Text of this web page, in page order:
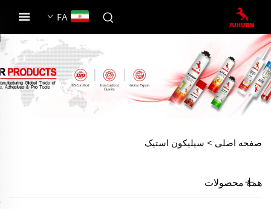
FA
صفحه اصلی > سیلیکون استیک
همهٔ محصولات